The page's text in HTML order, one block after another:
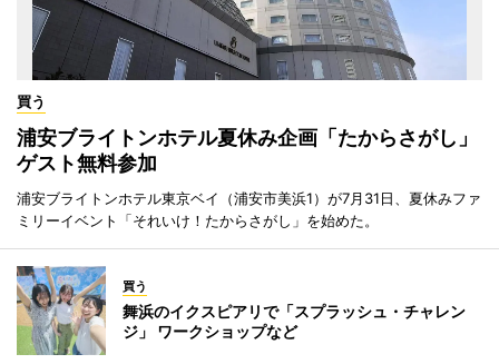
買う
浦安ブライトンホテル夏休み企画「たからさがし」
ゲスト無料参加
浦安ブライトンホテル東京ベイ（浦安市美浜1）が7月31日、夏休みファ
ミリーイベント「それいけ！たからさがし」を始めた。
買う
舞浜のイクスピアリで「スプラッシュ・チャレン
ジ」 ワークショップなど